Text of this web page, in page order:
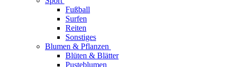
Fußball
Surfen
Reiten
Sonstiges
Blumen & Pflanzen
Blüten & Blätter
Pusteblumen